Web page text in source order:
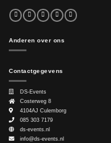
Anderen over ons
Contactgegevens
DS-Events
Costerweg 8
4104AJ Culemborg
085 303 7179
ds-events.nl
info@ds-events.nl